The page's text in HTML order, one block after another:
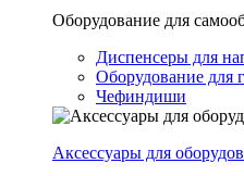
Оборудование для
Диспенсеры для
Оборудование для
Чефиндиши
Аксессуары для